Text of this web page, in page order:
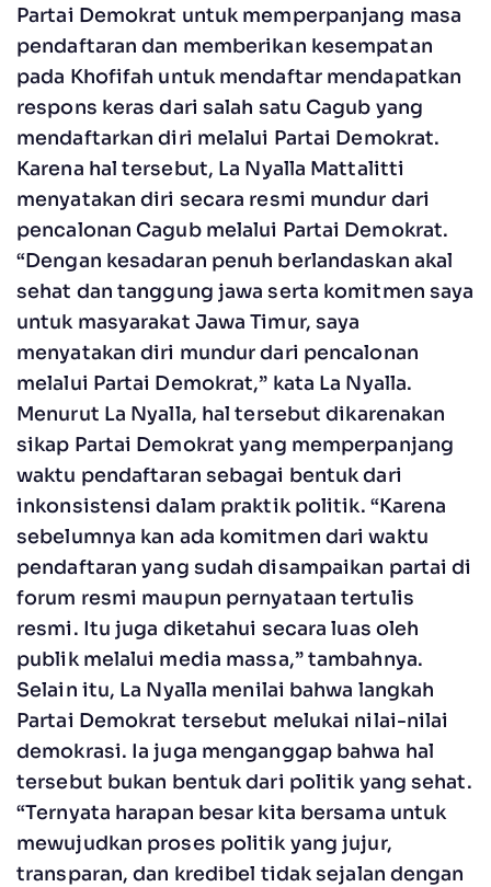
Partai Demokrat untuk memperpanjang masa
pendaftaran dan memberikan kesempatan
pada Khofifah untuk mendaftar mendapatkan
respons keras dari salah satu Cagub yang
mendaftarkan diri melalui Partai Demokrat.
Karena hal tersebut, La Nyalla Mattalitti
menyatakan diri secara resmi mundur dari
pencalonan Cagub melalui Partai Demokrat.
“Dengan kesadaran penuh berlandaskan akal
sehat dan tanggung jawa serta komitmen saya
untuk masyarakat Jawa Timur, saya
menyatakan diri mundur dari pencalonan
melalui Partai Demokrat,” kata La Nyalla.
Menurut La Nyalla, hal tersebut dikarenakan
sikap Partai Demokrat yang memperpanjang
waktu pendaftaran sebagai bentuk dari
inkonsistensi dalam praktik politik. “Karena
sebelumnya kan ada komitmen dari waktu
pendaftaran yang sudah disampaikan partai di
forum resmi maupun pernyataan tertulis
resmi. Itu juga diketahui secara luas oleh
publik melalui media massa,” tambahnya.
Selain itu, La Nyalla menilai bahwa langkah
Partai Demokrat tersebut melukai nilai-nilai
demokrasi. Ia juga menganggap bahwa hal
tersebut bukan bentuk dari politik yang sehat.
“Ternyata harapan besar kita bersama untuk
mewujudkan proses politik yang jujur,
transparan, dan kredibel tidak sejalan dengan